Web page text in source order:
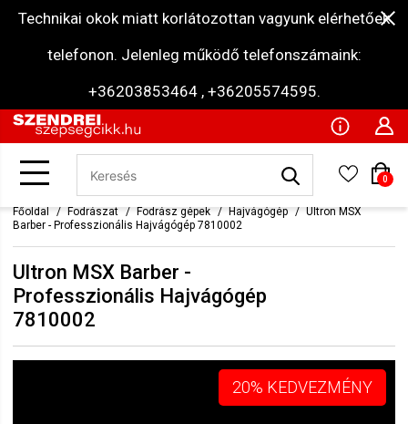
Technikai okok miatt korlátozottan vagyunk elérhetőek
telefonon. Jelenleg működő telefonszámaink:
+36203853464 , +36205574595.
0
Főoldal Fodrászat Fodrász gépek Hajvágógép
Ultron MSX
Barber - Professzionális Hajvágógép 7810002
Ultron MSX Barber -
Professzionális Hajvágógép
7810002
20% KEDVEZMÉNY